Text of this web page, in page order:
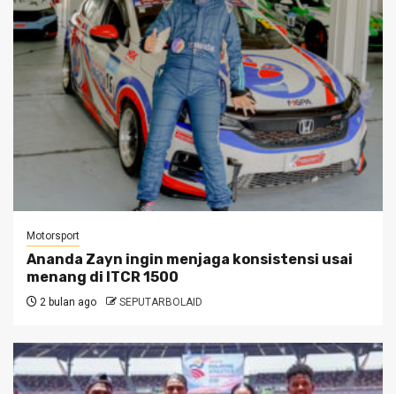
Motorsport
Ananda Zayn ingin menjaga konsistensi usai
menang di ITCR 1500
2 bulan ago SEPUTARBOLAID